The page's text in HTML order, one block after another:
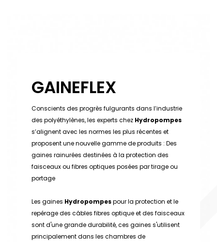
GAINEFLEX
Conscients des progrès fulgurants dans l’industrie
des polyéthylènes, les experts chez Hydropompes
s’alignent avec les normes les plus récentes et
proposent une nouvelle gamme de produits : Des
gaines rainurées destinées à la protection des
faisceaux ou fibres optiques posées par tirage ou
portage
Les gaines Hydropompespour la protection et le
repérage des câbles fibres optique et des faisceaux
sont d'une grande durabilité, ces gaines s'utilisent
principalement dans les chambres de